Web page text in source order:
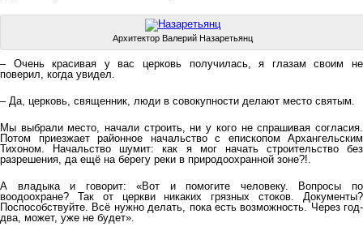
Архитектор Валерий Назаретьянц
– Очень красивая у вас церковь получилась, я глазам своим не
поверил, когда увидел.
– Да, церковь, священник, люди в совокупности делают место святым.
Мы выбрали место, начали строить, ни у кого не спрашивая согласия.
Потом приезжает районное начальство с епископом Архангельским
Тихоном. Начальство шумит: как я мог начать строительство без
разрешения, да ещё на берегу реки в природоохранной зоне?!.
А владыка и говорит: «Вот и помогите человеку. Вопросы по
воодоохране? Так от церкви никаких грязных стоков. Документы?
Поспособствуйте. Всё нужно делать, пока есть возможность. Через год-
два, может, уже не будет».